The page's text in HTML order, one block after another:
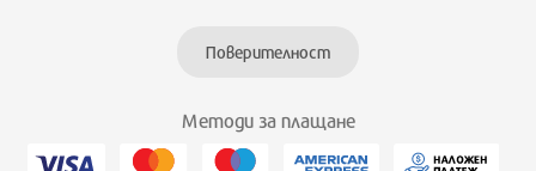
Поверителност
Методи за плащане